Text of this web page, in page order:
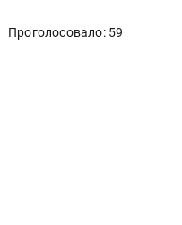
Проголосовало: 59